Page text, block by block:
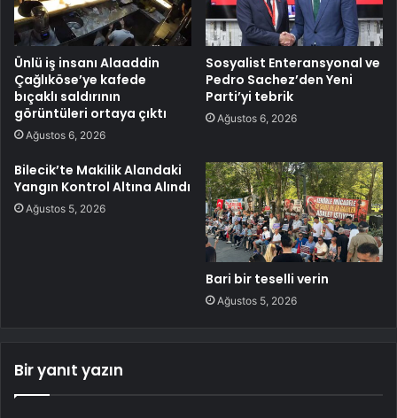
Ünlü iş insanı Alaaddin
Çağlıköse’ye kafede
bıçaklı saldırının
görüntüleri ortaya çıktı
Ağustos 6, 2026
Sosyalist Enteransyonal ve
Pedro Sachez’den Yeni
Parti’yi tebrik
Ağustos 6, 2026
Bilecik’te Makilik Alandaki
Yangın Kontrol Altına Alındı
Ağustos 5, 2026
Bari bir teselli verin
Ağustos 5, 2026
Bir yanıt yazın